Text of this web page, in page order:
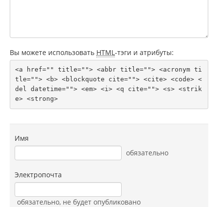
Вы можете использовать HTML -тэги и атрибуты:
<a href="" title=""> <abbr title=""> <acronym ti
tle=""> <b> <blockquote cite=""> <cite> <code> <
del datetime=""> <em> <i> <q cite=""> <s> <strik
e> <strong>
Имя
обязательно
Электропочта
обязательно, не будет опубликовано